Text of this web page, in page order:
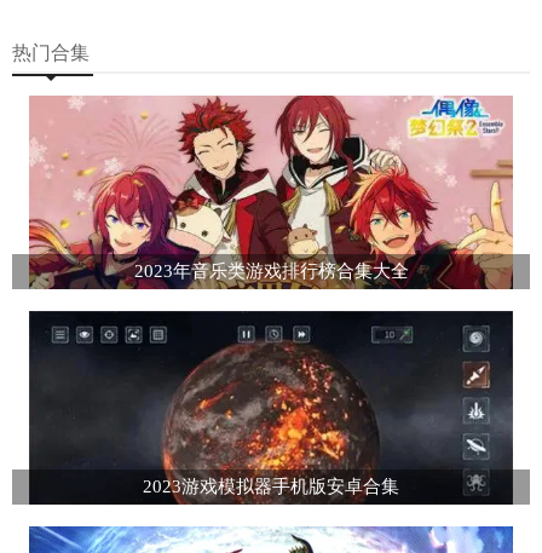
热门合集
2023年音乐类游戏排行榜合集大全
2023游戏模拟器手机版安卓合集